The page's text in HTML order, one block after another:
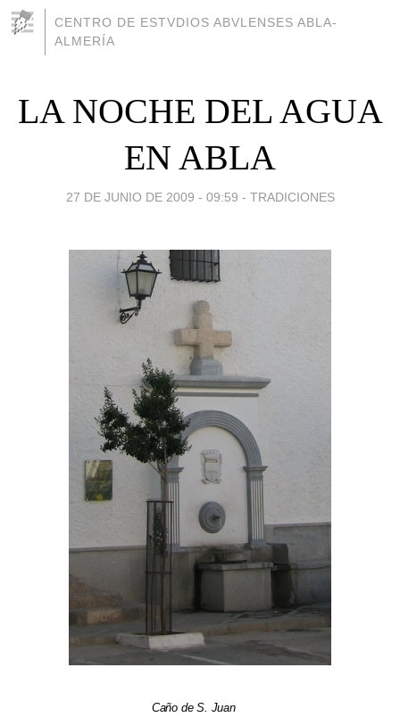
CENTRO DE ESTVDIOS ABVLENSES ABLA-
ALMERÍA
LA NOCHE DEL AGUA
EN ABLA
27 DE JUNIO DE 2009 - 09:59 - TRADICIONES
Caño de S. Juan